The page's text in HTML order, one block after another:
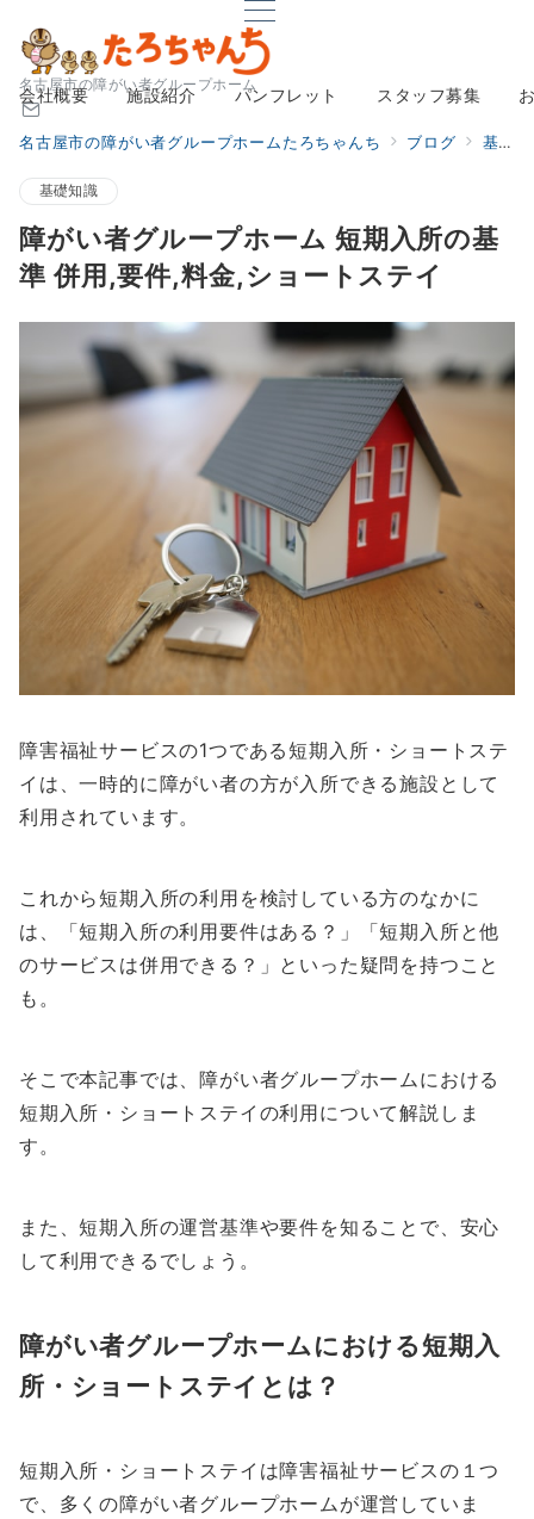
名古屋市の障がい者グループホーム
会社概要 施設紹介 パンフレット スタッフ募集
名古屋市の障がい者グループホームたろちゃんち ブログ 基礎知識
基礎知識
障がい者グループホーム 短期入所の基
準 併用,要件,料金,ショートステイ
障害福祉サービスの1つである短期入所・ショートステ
イは、一時的に障がい者の方が入所できる施設として
利用されています。
これから短期入所の利用を検討している方のなかに
は、「短期入所の利用要件はある？」「短期入所と他
のサービスは併用できる？」といった疑問を持つこと
も。
そこで本記事では、障がい者グループホームにおける
短期入所・ショートステイの利用について解説しま
す。
また、短期入所の運営基準や要件を知ることで、安心
して利用できるでしょう。
障がい者グループホームにおける短期入
所・ショートステイとは？
短期入所・ショートステイは障害福祉サービスの１つ
で、多くの障がい者グループホームが運営していま